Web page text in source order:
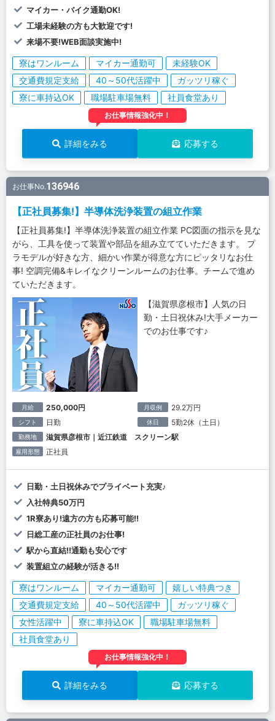
マイカー・バイク通勤OK!
工場未経験の方も大歓迎です!
来場不要!WEB面談実施中!
寮はワンルーム マイカー通勤可
未経験OK
交通費規定支給
40～50代活躍中
ガッツリ稼ぐ
寮に車持込OK
職場駐車場無料 社員食堂あり
お仕事情報強化中！
詳細をみる 応募する
お仕事No.136946
【正社員募集!】半導体洗浄装置の組立作業
【正社員募集!】半導体洗浄装置の組立作業 PC図面の指示を見な
がら、工具を使って装置や部品を組み立てていただきます。 プ
ラモデルが好きな方、細かい作業が得意な方にピッタリなお仕
事! 空調完備&キレイなクリーンルームのお仕事。チームで進め
ていただきます。
【滋賀県彦根市】人気の日
勤・土日祝休み!大手メーカー
でのお仕事です♪
月給 250,000円 月収例 29.2万円
シフト 日勤 休日 5勤2休（土日）
勤務地 滋賀県彦根市｜近江鉄道 スクリーン駅
雇用形態 正社員
日勤・土日祝休みでプライベート充実♪
入社特典50万円
1R寮あり!遠方の方も応募可能!!
日総工産の正社員のお仕事!
駅から直結!!通勤も安心です
装置組立の経験が活きる!!
寮はワンルーム マイカー通勤可
嬉しい特典つき
交通費規定支給
40～50代活躍中
ガッツリ稼ぐ
女性活躍中
寮に車持込OK
職場駐車場無料
社員食堂あり
お仕事情報強化中！
詳細をみる 応募する